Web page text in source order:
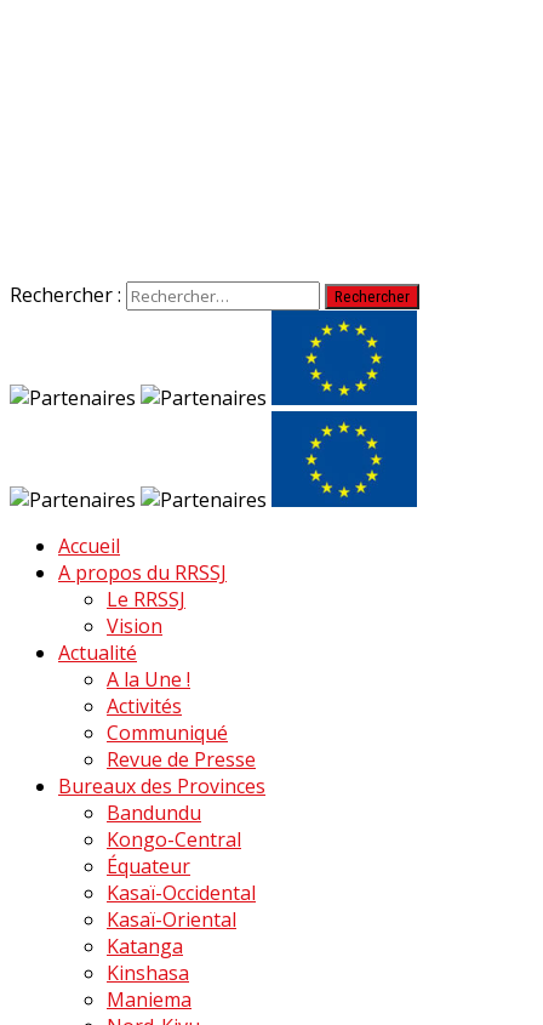
Rechercher :
Accueil
A propos du RRSSJ
Le RRSSJ
Vision
Actualité
A la Une !
Activités
Communiqué
Revue de Presse
Bureaux des Provinces
Bandundu
Kongo-Central
Équateur
Kasaï-Occidental
Kasaï-Oriental
Katanga
Kinshasa
Maniema